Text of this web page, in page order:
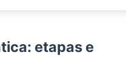
etapas e